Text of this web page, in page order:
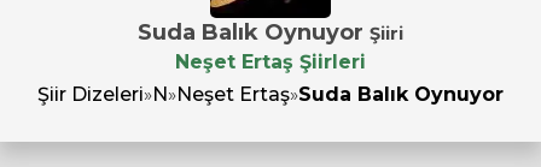
Suda Balık Oynuyor Şiiri
Neşet Ertaş Şiirleri
Şiir Dizeleri»N»Neşet Ertaş»Suda Balık Oynuyor